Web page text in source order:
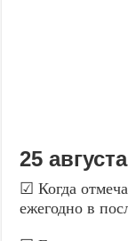
25
☑ Когда
ежегодно в